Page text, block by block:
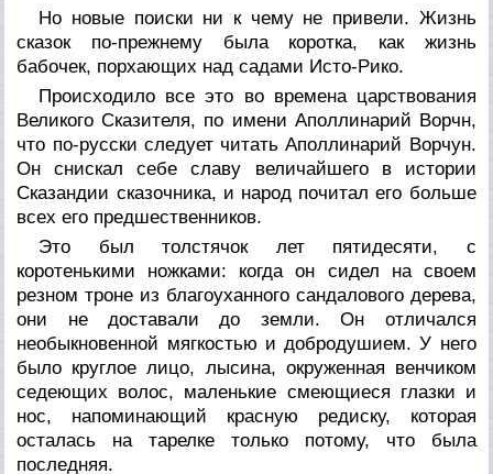
Но новые поиски ни к чему не привели. Жизнь
сказок по-прежнему была коротка, как жизнь
бабочек, порхающих над садами Исто-Рико.
Происходило все это во времена царствования
Великого Сказителя, по имени Аполлинарий Ворчн,
что по-русски следует читать Аполлинарий Ворчун.
Он снискал себе славу величайшего в истории
Сказандии сказочника, и народ почитал его больше
всех его предшественников.
Это был толстячок лет пятидесяти, с
коротенькими ножками: когда он сидел на своем
резном троне из благоуханного сандалового дерева,
они не доставали до земли. Он отличался
необыкновенной мягкостью и добродушием. У него
было круглое лицо, лысина, окруженная венчиком
седеющих волос, маленькие смеющиеся глазки и
нос, напоминающий красную редиску, которая
осталась на тарелке только потому, что была
последняя.